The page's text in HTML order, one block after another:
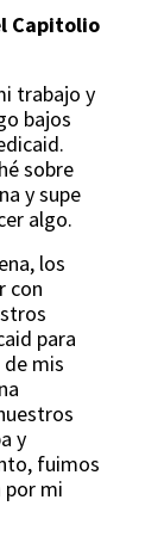
Capitolio
trabajo y
bajos
sobre
y supe
algo.
los
con
para
mis
y
fuimos
por mi